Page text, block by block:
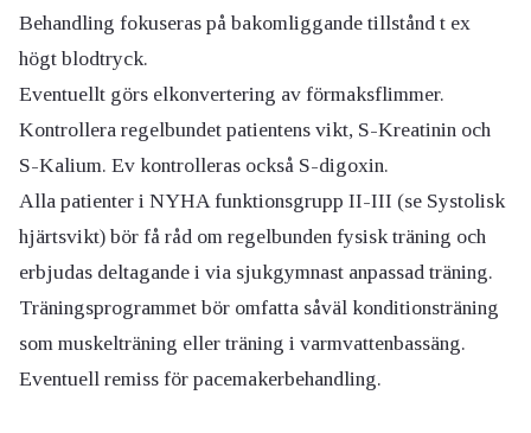
Behandling fokuseras på bakomliggande tillstånd t ex
högt blodtryck.
Eventuellt görs elkonvertering av förmaksflimmer.
Kontrollera regelbundet patientens vikt, S-Kreatinin och
S-Kalium. Ev kontrolleras också S-digoxin.
Alla patienter i NYHA funktionsgrupp II-III (se Systolisk
hjärtsvikt) bör få råd om regelbunden fysisk träning och
erbjudas deltagande i via sjukgymnast anpassad träning.
Träningsprogrammet bör omfatta såväl konditionsträning
som muskelträning eller träning i varmvattenbassäng.
Eventuell remiss för pacemakerbehandling.